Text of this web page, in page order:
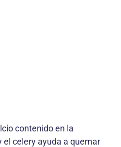
contenido en la
el celery ayuda a quemar